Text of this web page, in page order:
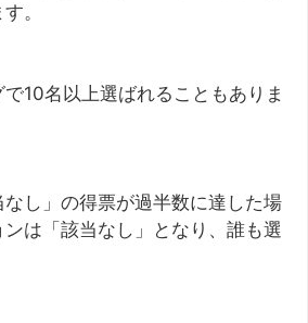
。
10名以上選ばれることもありま
し」の得票が過半数に達した場
は「該当なし」となり、誰も選